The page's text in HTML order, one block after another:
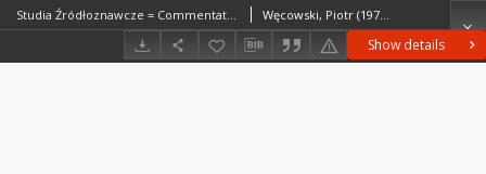
Show details
Studia Źródłoznawcze = Commentationes T. 53 (2015), Zapiski krytyczne Węcowski, Piotr (1972– )Nowak, PrzemysławKowalski, Marek DanielSłoń, MarekCzwojdrak, BożenaZbieranowski, MichałGołąbek, Katarzyna